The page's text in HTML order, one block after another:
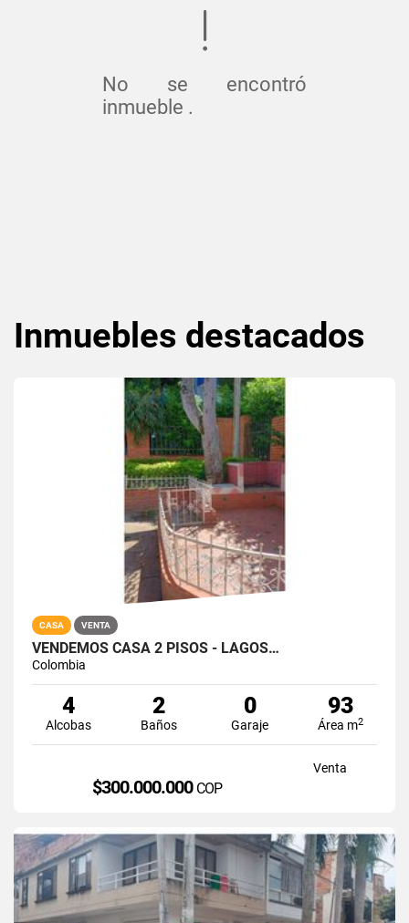
No se encontró
inmueble .
Inmuebles destacados
CASA VENTA
VENDEMOS CASA 2 PISOS - LAGOS…
Colombia
4
Alcobas
2
Baños
0
Garaje
93
Área m2
Venta
$300.000.000 COP